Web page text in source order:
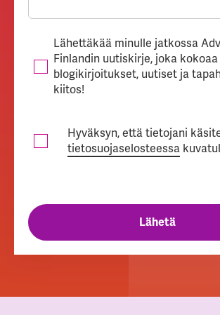
Lähettäkää minulle jatkossa
Finlandin uutiskirje, joka
blogikirjoitukset, uutiset ja
kiitos!
Hyväksyn, että tietojani
tietosuojaselosteessa